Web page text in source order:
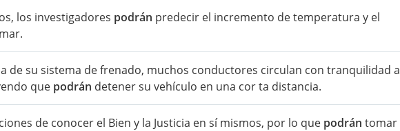
los investigadores podrán predecir el incremento de temperatura y el
de su sistema de frenado, muchos conductores circulan con tranquilidad a
que podrán detener su vehículo en una cor ta distancia.
de conocer el Bien y la Justicia en sí mismos, por lo que podrán tomar